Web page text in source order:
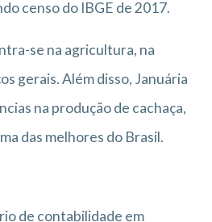
censo do IBGE de 2017.
se na agricultura, na
gerais. Além disso, Januária
na produção de cachaça,
das melhores do Brasil.
de contabilidade em